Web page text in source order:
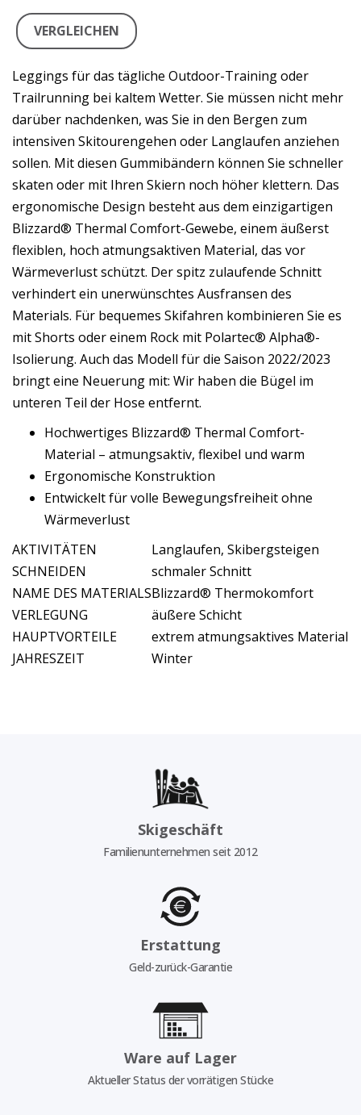
VERGLEICHEN
Leggings für das tägliche Outdoor-Training oder
Trailrunning bei kaltem Wetter. Sie müssen nicht mehr
darüber nachdenken, was Sie in den Bergen zum
intensiven Skitourengehen oder Langlaufen anziehen
sollen. Mit diesen Gummibändern können Sie schneller
skaten oder mit Ihren Skiern noch höher klettern. Das
ergonomische Design besteht aus dem einzigartigen
Blizzard® Thermal Comfort-Gewebe, einem äußerst
flexiblen, hoch atmungsaktiven Material, das vor
Wärmeverlust schützt. Der spitz zulaufende Schnitt
verhindert ein unerwünschtes Ausfransen des
Materials. Für bequemes Skifahren kombinieren Sie es
mit Shorts oder einem Rock mit Polartec® Alpha®-
Isolierung. Auch das Modell für die Saison 2022/2023
bringt eine Neuerung mit: Wir haben die Bügel im
unteren Teil der Hose entfernt.
Hochwertiges Blizzard® Thermal Comfort-
Material – atmungsaktiv, flexibel und warm
Ergonomische Konstruktion
Entwickelt für volle Bewegungsfreiheit ohne
Wärmeverlust
AKTIVITÄTEN
Langlaufen, Skibergsteigen
SCHNEIDEN
schmaler Schnitt
NAME DES MATERIALSBlizzard® Thermokomfort
VERLEGUNG
äußere Schicht
HAUPTVORTEILE
extrem atmungsaktives Material
JAHRESZEIT
Winter
Skigeschäft
Familienunternehmen seit 2012
Erstattung
Geld-zurück-Garantie
Ware auf Lager
Aktueller Status der vorrätigen Stücke